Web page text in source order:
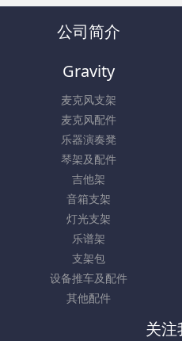
公司简介
Gravity
麦克风支架
麦克风配件
乐器演奏凳
琴架及配件
吉他架
音箱支架
灯光支架
乐谱架
支架包
设备推车及配件
其他配件
关注